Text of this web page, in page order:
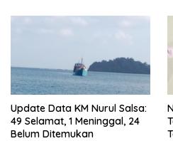
Update Data KM Nurul Salsa:
49 Selamat, 1 Meninggal, 24
Belum Ditemukan